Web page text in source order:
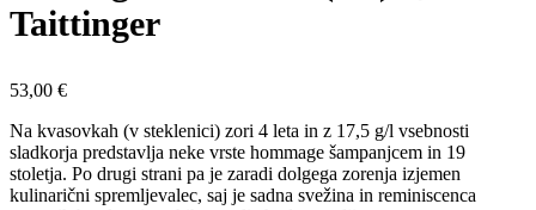
Taittinger
53,00 €
Na kvasovkah (v steklenici) zori 4 leta in z 17,5 g/l vsebnosti
sladkorja predstavlja neke vrste hommage šampanjcem in 19
stoletja. Po drugi strani pa je zaradi dolgega zorenja izjemen
kulinarični spremljevalec, saj je sadna svežina in reminiscenca